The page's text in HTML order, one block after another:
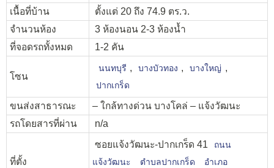
เนื้อที่บ้าน
ตั้งแต่ 20 ถึง 74.9 ตร.ว.
จำนวนห้อง
3 ห้องนอน 2-3 ห้องน้ำ
ที่จอดรถทั้งหมด
1-2 คัน
โซน
นนทบุรี , บางบัวทอง , บางใหญ่ ,
ปากเกร็ด
ขนส่งสาธารณะ
– ใกล้ทางด่วน บางโคล่ – แจ้งวัฒนะ
รถโดยสารที่ผ่าน
n/a
ที่ตั้ง
ซอยแจ้งวัฒนะ-ปากเกร็ด 41
ถนน
แจ้งวัฒนะ
ตำบลปากเกร็ด
อำเภอ